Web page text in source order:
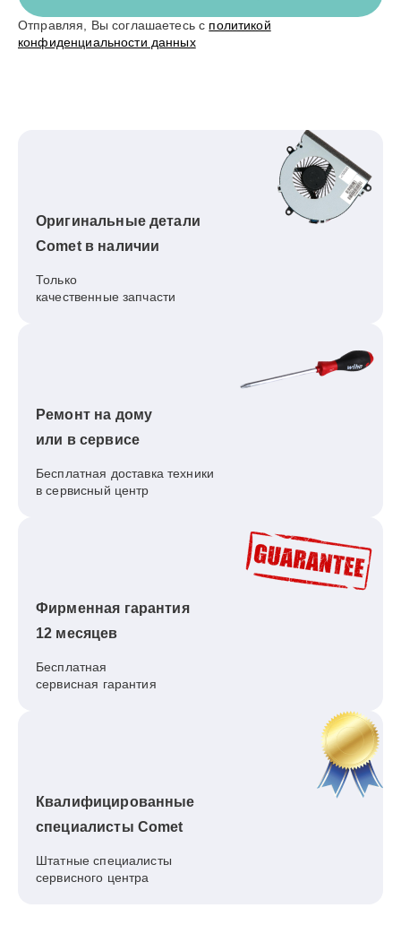
Отправляя, Вы соглашаетесь с политикой
конфиденциальности данных
Оригинальные детали
Comet в наличии
Только
качественные запчасти
Ремонт на дому
или в сервисе
Бесплатная доставка техники
в сервисный центр
Фирменная гарантия
12 месяцев
Бесплатная
сервисная гарантия
Квалифицированные
специалисты Comet
Штатные специалисты
сервисного центра